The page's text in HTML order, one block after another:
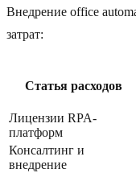
Внедрение office
затрат:
Статья расходов
Лицензии RPA-
платформ
Консалтинг и
внедрение